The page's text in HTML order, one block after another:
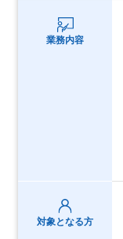
業務内容
対象となる方